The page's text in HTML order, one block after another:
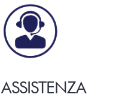
ASSISTENZA